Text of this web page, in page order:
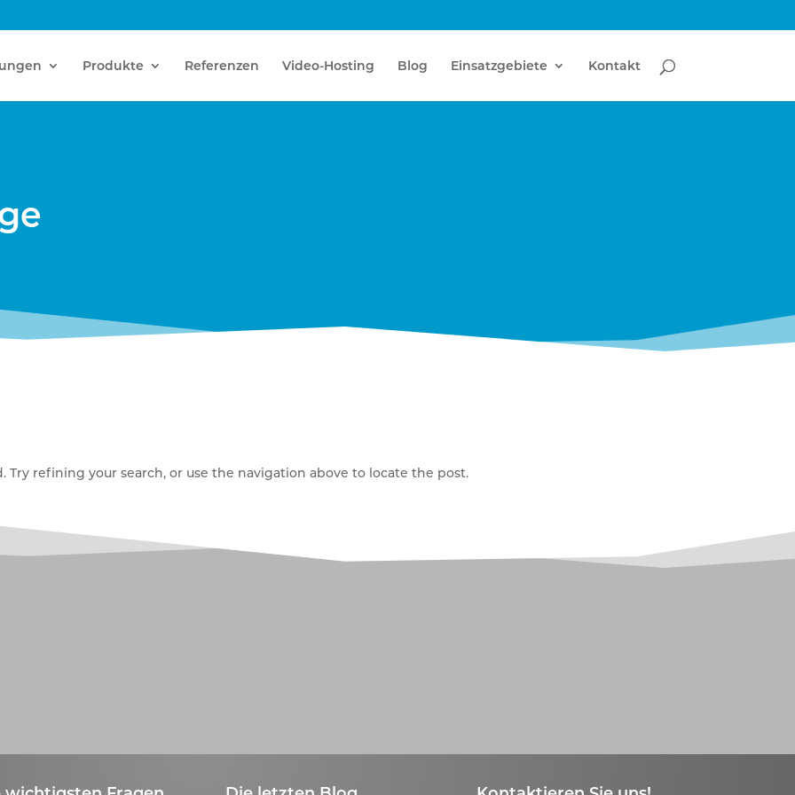
Produkte Referenzen Video-Hosting Blog Einsatzgebiete Kontakt
refining your search, or use the navigation above to locate the post.